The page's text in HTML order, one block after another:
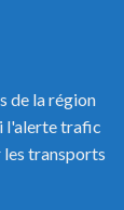
de la région
l'alerte trafic
les transports